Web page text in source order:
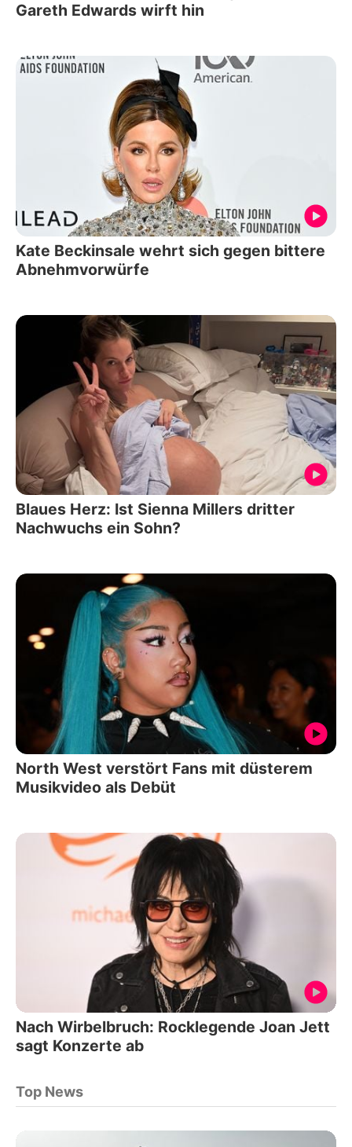
Gareth Edwards wirft hin
Kate Beckinsale wehrt sich gegen bittere
Abnehmvorwürfe
Blaues Herz: Ist Sienna Millers dritter
Nachwuchs ein Sohn?
North West verstört Fans mit düsterem
Musikvideo als Debüt
Nach Wirbelbruch: Rocklegende Joan Jett
sagt Konzerte ab
Top News